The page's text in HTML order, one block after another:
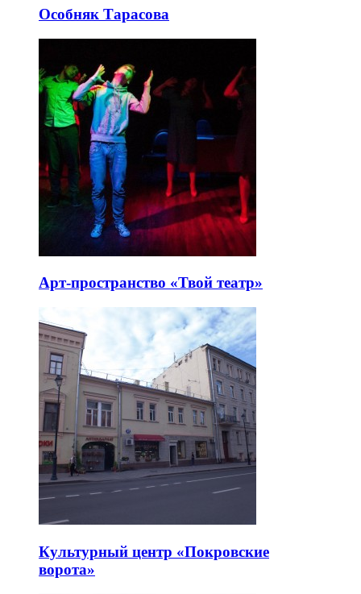
Особняк Тарасова
Арт-пространство «Твой театр»
Культурный центр «Покровские
ворота»